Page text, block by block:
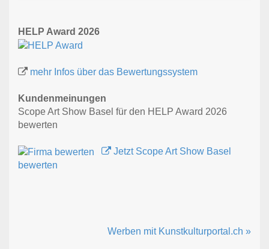
HELP Award 2026
mehr Infos über das Bewertungssystem
Kundenmeinungen
Scope Art Show Basel für den HELP Award 2026
bewerten
Jetzt Scope Art Show Basel
bewerten
Werben mit Kunstkulturportal.ch »